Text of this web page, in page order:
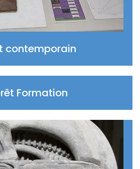
contemporain
Formation